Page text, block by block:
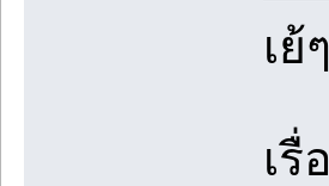
เย้
เ